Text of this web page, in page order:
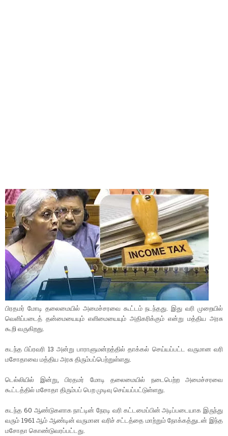
பிரதமர் மோடி தலைமையில் அமைச்சரவை கூட்டம் நடந்தது. இது வரி முறையில்
வெளிப்படைத் தன்மையையும் எளிமையையும் அதிகரிக்கும் என்று மத்திய அரசு
கூறி வருகிறது.
கடந்த பிப்ரவரி 13 அன்று பாராளுமன்றத்தில் தாக்கல் செய்யப்பட்ட வருமான வரி
மசோதாவை மத்திய அரசு திரும்பப்பெற்றுள்ளது.
டெல்லியில் இன்று, பிரதமர் மோடி தலைமையில் நடைபெற்ற அமைச்சரவை
கூட்டத்தில் மசோதா திரும்பப் பெற முடிவு செய்யப்பட்டுள்ளது.
கடந்த 60 ஆண்டுகளாக நாட்டின் நேரடி வரி கட்டமைப்பின் அடிப்படையாக இருந்து
வரும் 1961 ஆம் ஆண்டின் வருமான வரிச் சட்டத்தை மாற்றும் நோக்கத்துடன் இந்த
மசோதா கொண்டுவரப்பட்டது.